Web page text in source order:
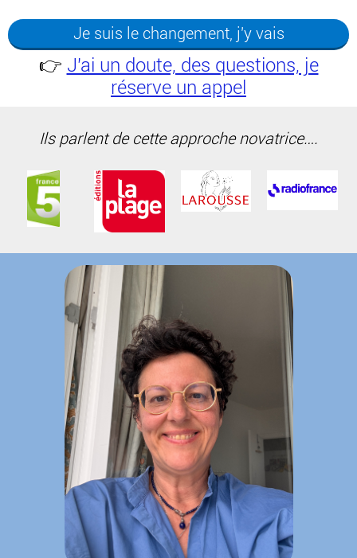
Je suis le changement, j'y vais
👉 J'ai un doute, des questions, je
réserve un appel
Ils parlent de cette approche novatrice….